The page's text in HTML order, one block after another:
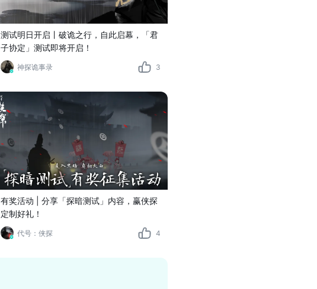
测试明日开启丨破诡之行，自此启幕，「君
子协定」测试即将开启！
神探诡事录 3
有奖活动 | 分享「探暗测试」内容，赢侠探
定制好礼！
代号：侠探 4